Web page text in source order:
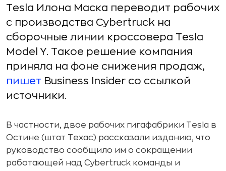
Tesla Илона Маска переводит рабочих
с производства Cybertruck на
сборочные линии кроссовера Tesla
Model Y. Такое решение компания
приняла на фоне снижения продаж,
пишет Business Insider со ссылкой
источники.
В частности, двое рабочих гигафабрики Tesla в
Остине (штат Техас) рассказали изданию, что
руководство сообщило им о сокращении
работающей над Cybertruck команды и